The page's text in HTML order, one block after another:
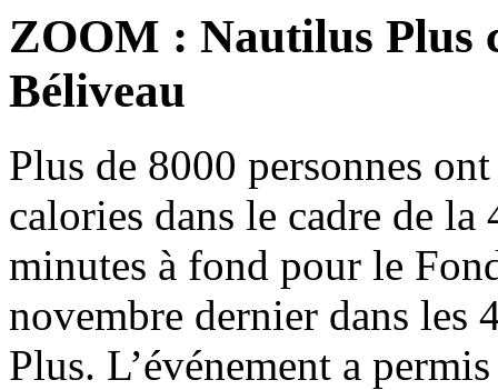
ZOOM : Nautilus Plus
Béliveau
Plus de 8000 personnes
calories dans le cadre de
minutes à fond pour le
novembre dernier dans les
Plus. L’événement a